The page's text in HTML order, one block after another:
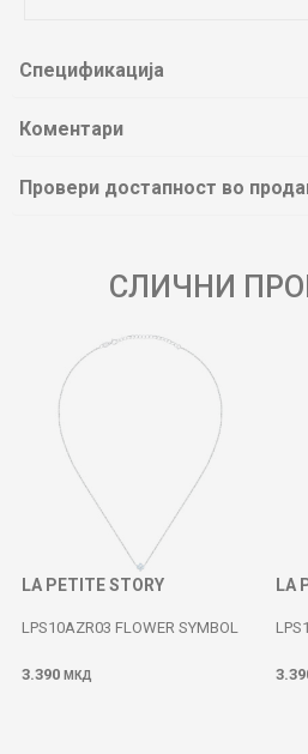
Спецификација
Коментари
Провери достапност во
СЛИЧНИ
LA PETITE STORY
LPS10AZR03 FLOWER SYMBOL
3.390 МКД
LA